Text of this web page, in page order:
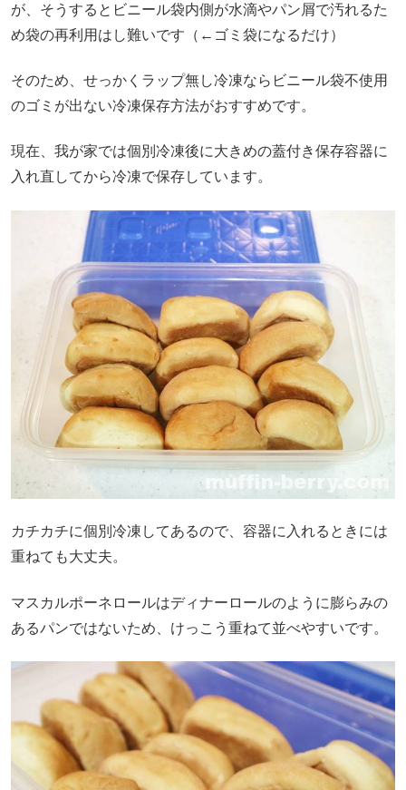
が、そうするとビニール袋内側が水滴やパン屑で汚れるた
め袋の再利用はし難いです（←ゴミ袋になるだけ）
そのため、せっかくラップ無し冷凍ならビニール袋不使用
のゴミが出ない冷凍保存方法がおすすめです。
現在、我が家では個別冷凍後に大きめの蓋付き保存容器に
入れ直してから冷凍で保存しています。
カチカチに個別冷凍してあるので、容器に入れるときには
重ねても大丈夫。
マスカルポーネロールはディナーロールのように膨らみの
あるパンではないため、けっこう重ねて並べやすいです。